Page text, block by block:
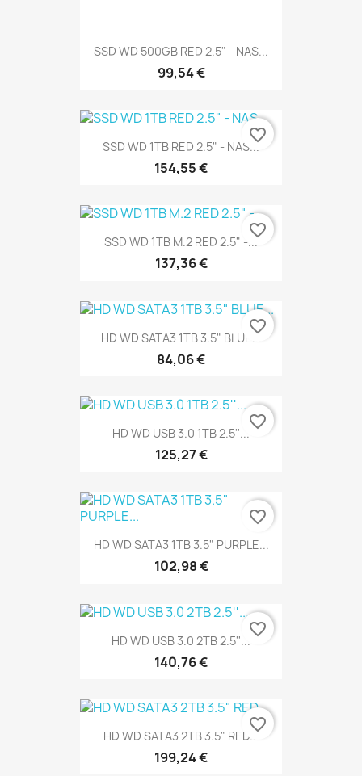
SSD WD 500GB RED 2.5" - NAS...
99,54 €
SSD WD 1TB RED 2.5" - NAS...
154,55 €
favorite_border
SSD WD 1TB M.2 RED 2.5" -...
137,36 €
favorite_border
HD WD SATA3 1TB 3.5" BLUE...
84,06 €
favorite_border
HD WD USB 3.0 1TB 2.5''...
125,27 €
favorite_border
HD WD SATA3 1TB 3.5" PURPLE...
102,98 €
favorite_border
HD WD USB 3.0 2TB 2.5''...
140,76 €
favorite_border
HD WD SATA3 2TB 3.5" RED...
199,24 €
favorite_border